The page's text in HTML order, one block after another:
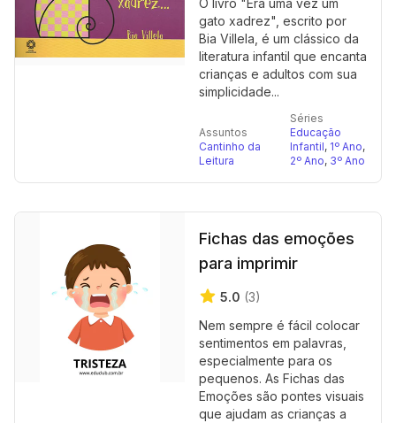
O livro "Era uma vez um
gato xadrez", escrito por
Bia Villela, é um clássico da
literatura infantil que encanta
crianças e adultos com sua
simplicidade...
Assuntos
Cantinho da
Leitura
Séries
Educação
Infantil, 1º Ano,
2º Ano, 3º Ano
Fichas das emoções
para imprimir
5.0 (3)
Nem sempre é fácil colocar
sentimentos em palavras,
especialmente para os
pequenos. As Fichas das
Emoções são pontes visuais
que ajudam as crianças a